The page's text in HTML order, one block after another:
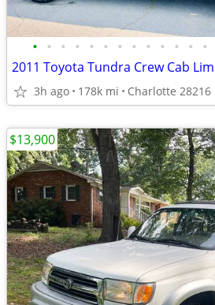
• • • • • • • • • • • • •
2011 Toyota Tundra Crew Cab
3h ago 178k mi Charlotte 28216
$13,900